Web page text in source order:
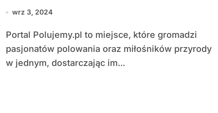
wrz 3, 2024
Portal Polujemy.pl to miejsce, które gromadzi
pasjonatów polowania oraz miłośników przyrody
w jednym, dostarczając im...